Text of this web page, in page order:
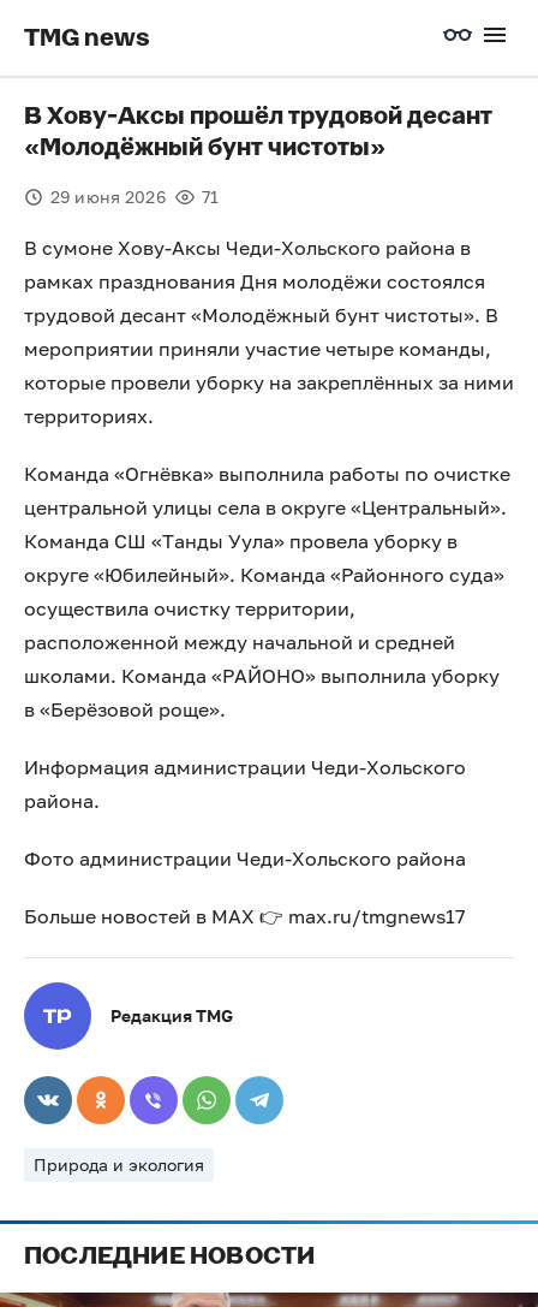
TMG news
В Хову-Аксы прошёл трудовой десант
«Молодёжный бунт чистоты»
29 июня 2026 71
В сумоне Хову-Аксы Чеди-Хольского района в
рамках празднования Дня молодёжи состоялся
трудовой десант «Молодёжный бунт чистоты». В
мероприятии приняли участие четыре команды,
которые провели уборку на закреплённых за ними
территориях.
Команда «Огнёвка» выполнила работы по очистке
центральной улицы села в округе «Центральный».
Команда СШ «Танды Уула» провела уборку в
округе «Юбилейный». Команда «Районного суда»
осуществила очистку территории,
расположенной между начальной и средней
школами. Команда «РАЙОНО» выполнила уборку
в «Берёзовой роще».
Информация администрации Чеди-Хольского
района.
Фото администрации Чеди-Хольского района
Больше новостей в МАХ 👉 max.ru/tmgnews17
Редакция TMG
Природа и экология
ПОСЛЕДНИЕ НОВОСТИ